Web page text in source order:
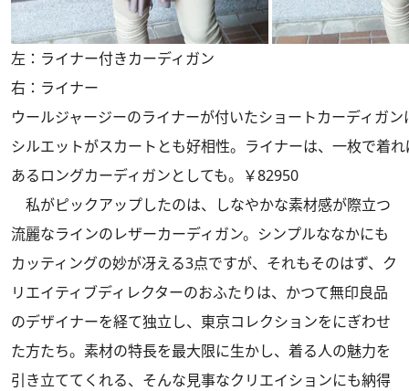
左：ライナー付きカーディガン
右：ライナー
ウールジャージーのライナーが付いたショートカーディガ
シルエットがスカートとも好相性。ライナーは、一枚で着
あるロングカーディガンとしても。￥82950
私がピックアップしたのは、しなやかな素材感が際立つ
流麗なラインのレザーカーディガン。シンプルななかにも
カッティングの妙が冴える3点ですが、それもそのはず、ク
リエイティブディレクターのおふたりは、かつて無印良品
のデザイナーを経て独立し、東京コレクションをにぎわせ
た方たち。素材の特長を最大限に生かし、着る人の魅力を
引き立ててくれる、そんな見事なクリエイションにも納得